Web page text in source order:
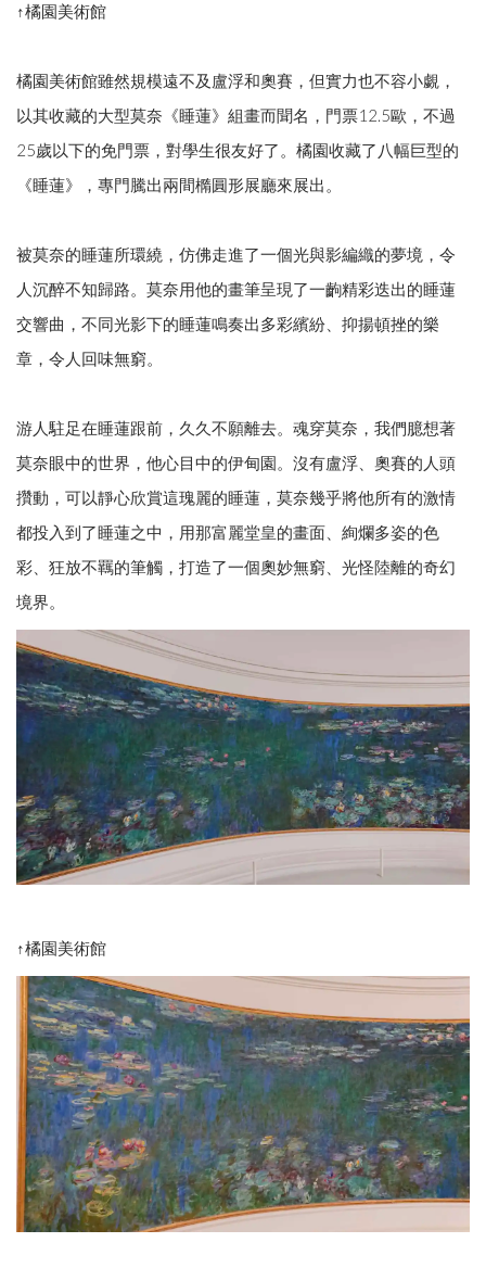
↑橘園美術館
橘園美術館雖然規模遠不及盧浮和奧賽，但實力也不容小覷，
以其收藏的大型莫奈《睡蓮》組畫而聞名，門票12.5歐，不過
25歲以下的免門票，對學生很友好了。橘園收藏了八幅巨型的
《睡蓮》，專門騰出兩間橢圓形展廳來展出。
被莫奈的睡蓮所環繞，仿佛走進了一個光與影編織的夢境，令
人沉醉不知歸路。莫奈用他的畫筆呈現了一齣精彩迭出的睡蓮
交響曲，不同光影下的睡蓮鳴奏出多彩繽紛、抑揚頓挫的樂
章，令人回味無窮。
游人駐足在睡蓮跟前，久久不願離去。魂穿莫奈，我們臆想著
莫奈眼中的世界，他心目中的伊甸園。沒有盧浮、奧賽的人頭
攢動，可以靜心欣賞這瑰麗的睡蓮，莫奈幾乎將他所有的激情
都投入到了睡蓮之中，用那富麗堂皇的畫面、絢爛多姿的色
彩、狂放不羈的筆觸，打造了一個奧妙無窮、光怪陸離的奇幻
境界。
↑橘園美術館